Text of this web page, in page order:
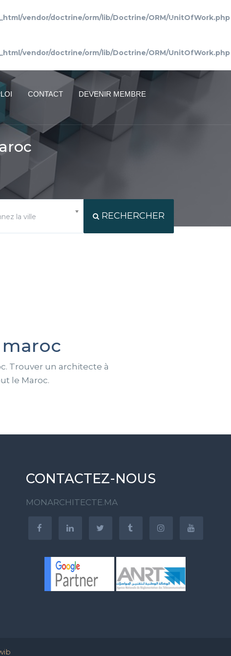
vendor/doctrine/orm/lib/Doctrine/ORM/UnitOfWork.php
vendor/doctrine/orm/lib/Doctrine/ORM/UnitOfWork.php
CONTACT DEVENIR MEMBRE
Connexion
la ville RECHERCHER
Trouver un architecte à
le Maroc.
CONTACTEZ-NOUS
MONARCHITECTE.MA